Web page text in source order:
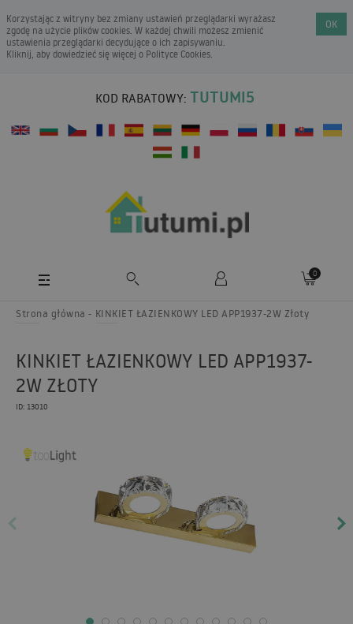
Korzystając z witryny bez zmiany ustawień przeglądarki wyrażasz
zgodę na użycie plików cookies. W każdej chwili możesz zmienić
ustawienia przeglądarki decydujące o ich zapisywaniu.
Kliknij, aby dowiedzieć się więcej o Polityce Cookies.
OK
KOD RABATOWY: TUTUMI5
0
Strona główna KINKIET ŁAZIENKOWY LED APP1937-2W Złoty
KINKIET ŁAZIENKOWY LED APP1937-
2W ZŁOTY
ID: 13010